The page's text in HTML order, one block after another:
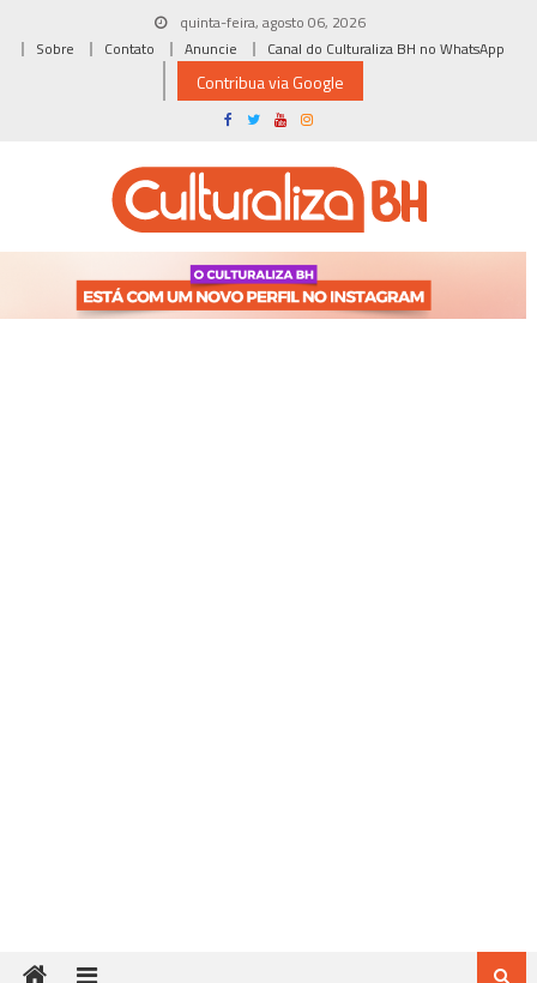
quinta-feira, agosto 06, 2026
Sobre
Contato Anuncie Canal do Culturaliza BH no WhatsApp
Contribua via Google